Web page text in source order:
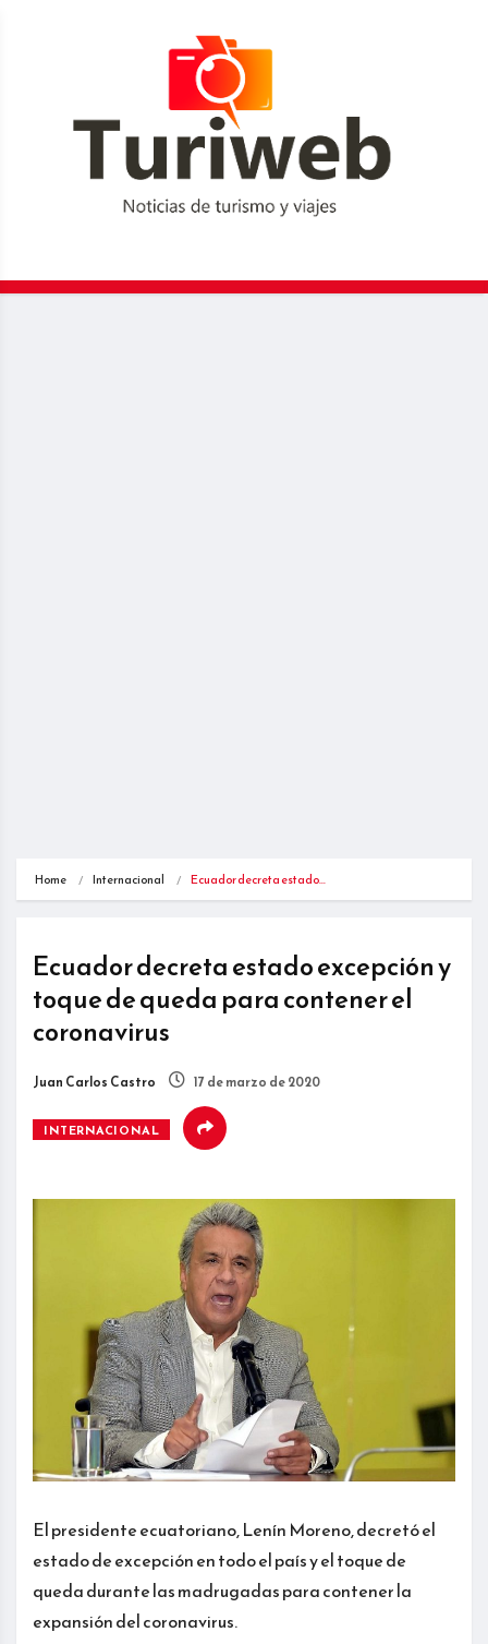
Home Internacional Ecuador decreta estado…
Ecuador decreta estado excepción y
toque de queda para contener el
coronavirus
Juan Carlos Castro 17 de marzo de 2020
INTERNACIONAL
El presidente ecuatoriano, Lenín Moreno, decretó el
estado de excepción en todo el país y el toque de
queda durante las madrugadas para contener la
expansión del coronavirus.